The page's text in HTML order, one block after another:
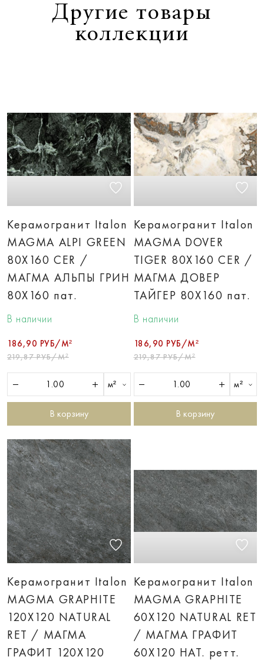
Другие товары
коллекции
Керамогранит Italon
MAGMA ALPI GREEN
80X160 CER /
МАГМА АЛЬПЫ ГРИН
80X160 пат.
В наличии
186,90 РУБ/М²
219,87 РУБ/М²
м²
В корзину
Керамогранит Italon
MAGMA DOVER
TIGER 80X160 CER /
МАГМА ДОВЕР
ТАЙГЕР 80X160 пат.
В наличии
186,90 РУБ/М²
219,87 РУБ/М²
м²
В корзину
Керамогранит Italon
MAGMA GRAPHITE
120X120 NATURAL
RET / МАГМА
ГРАФИТ 120X120
Керамогранит Italon
MAGMA GRAPHITE
60X120 NATURAL RET
/ МАГМА ГРАФИТ
60X120 НАТ. ретт.